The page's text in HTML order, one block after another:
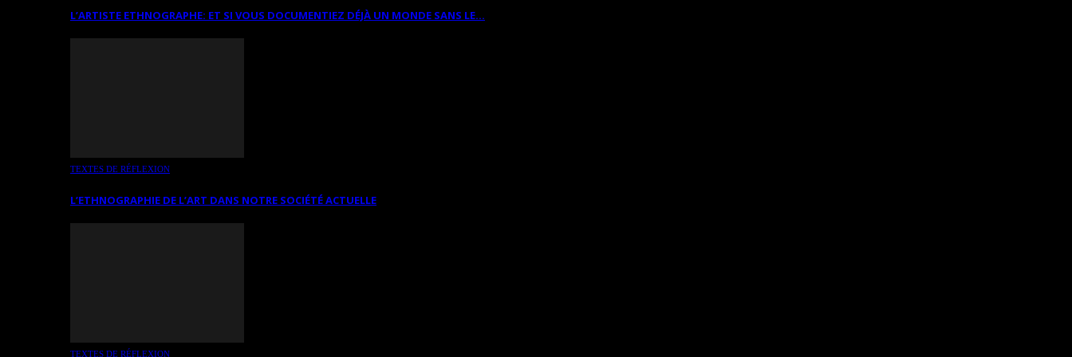
L’ARTISTE ETHNOGRAPHE: ET SI VOUS DOCUMENTIEZ DÉJÀ UN MONDE SANS LE…
TEXTES DE RÉFLEXION
L’ETHNOGRAPHIE DE L’ART DANS NOTRE SOCIÉTÉ ACTUELLE
TEXTES DE RÉFLEXION